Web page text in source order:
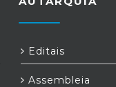
Editais
Assembleia